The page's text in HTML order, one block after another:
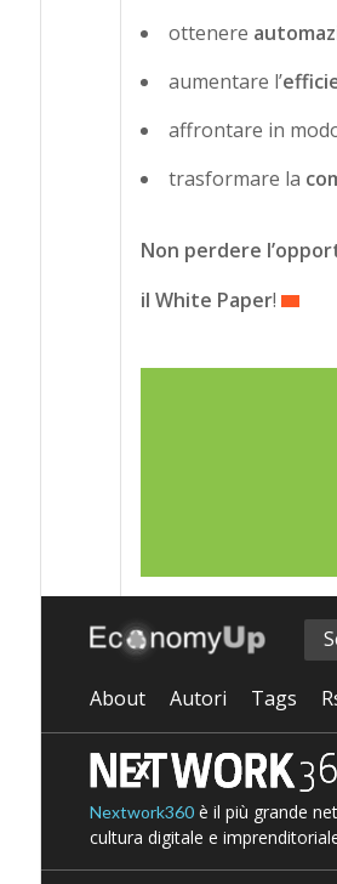
ottenere
aumentare l’
affrontare in
trasformare la
Non perdere
il White Paper!
About Autori Tags
Nextwork360è il più grande
cultura digitale e